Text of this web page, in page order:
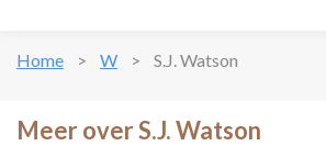
Home W S.J. Watson
Meer over S.J. Watson